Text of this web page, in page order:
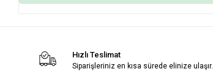
Hızlı Teslimat
Siparişleriniz en kısa sürede elinize ulaşır.